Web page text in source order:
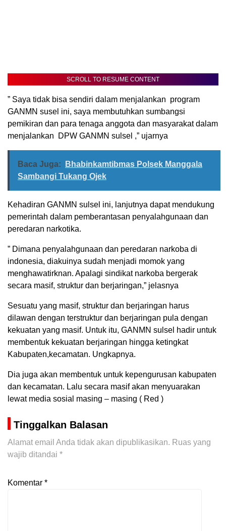
SCROLL TO RESUME CONTENT
” Saya tidak bisa sendiri dalam menjalankan program
GANMN susel ini, saya membutuhkan sumbangsi
pemikiran dan para tenaga anggota dan masyarakat dalam
menjalankan DPW GANMN sulsel ,” ujarnya
Baca Juga:
Bhabinkamtibmas Polsek Manggala
Sambangi Tukang Ojek
Kehadiran GANMN sulsel ini, lanjutnya dapat mendukung
pemerintah dalam pemberantasan penyalahgunaan dan
peredaran narkotika.
” Dimana penyalahgunaan dan peredaran narkoba di
indonesia, diakuinya sudah menjadi momok yang
menghawatirknan. Apalagi sindikat narkoba bergerak
secara masif, struktur dan berjaringan,” jelasnya
Sesuatu yang masif, struktur dan berjaringan harus
dilawan dengan terstruktur dan berjaringan pula dengan
kekuatan yang masif. Untuk itu, GANMN sulsel hadir untuk
membentuk kekuatan berjaringan hingga ketingkat
Kabupaten,kecamatan. Ungkapnya.
Dia juga akan membentuk untuk kepengurusan kabupaten
dan kecamatan. Lalu secara masif akan menyuarakan
lewat media sosial masing – masing ( Red )
Tinggalkan Balasan
Alamat email Anda tidak akan dipublikasikan. Ruas yang
wajib ditandai *
Komentar *